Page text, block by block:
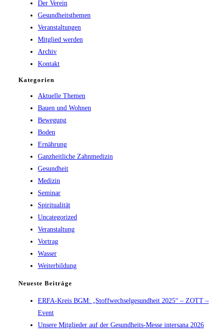
Der Verein
Gesundheitsthemen
Veranstaltungen
Mitglied werden
Archiv
Kontakt
Kategorien
Aktuelle Themen
Bauen und Wohnen
Bewegung
Boden
Ernährung
Ganzheitliche Zahnmedizin
Gesundheit
Medizin
Seminar
Spiritualität
Uncategorized
Veranstaltung
Vortrag
Wasser
Weiterbildung
Neueste Beiträge
ERFA-Kreis BGM: „Stoffwechselgesundheit 2025“ – ZOTT –
Event
Unsere Mitglieder auf der Gesundheits-Messe intersana 2026